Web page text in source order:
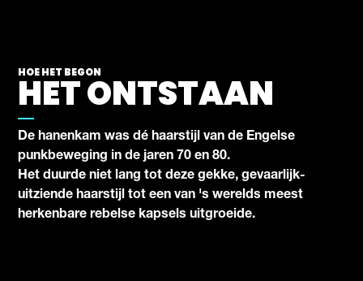
HET ONTSTAAN
HOE HET BEGON
De hanenkam was dé haarstijl van de Engelse
punkbeweging in de jaren 70 en 80.
Het duurde niet lang tot deze gekke, gevaarlijk-
uitziende haarstijl tot een van 's werelds meest
herkenbare rebelse kapsels uitgroeide.